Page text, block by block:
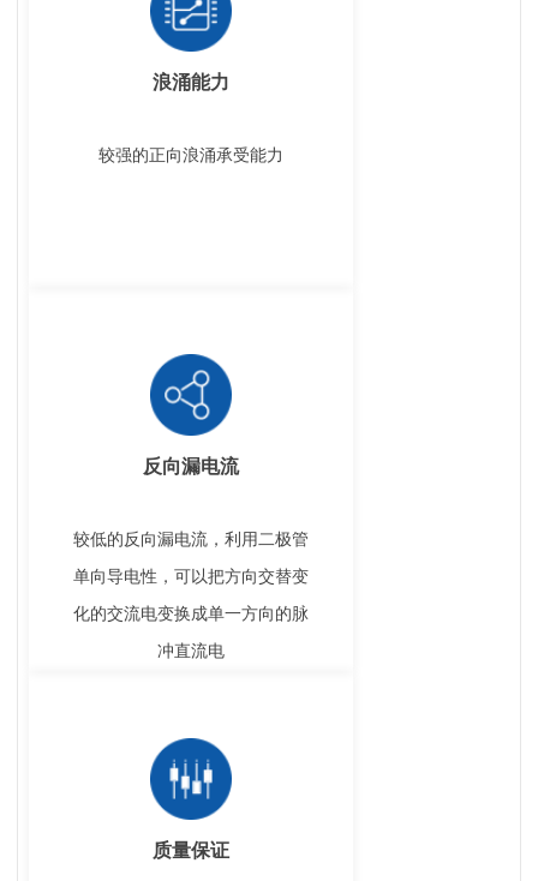
浪涌能力
较强的正向浪涌承受能力
反向漏电流
较低的反向漏电流，利用二极管
单向导电性，可以把方向交替变
化的交流电变换成单一方向的脉
冲直流电
质量保证